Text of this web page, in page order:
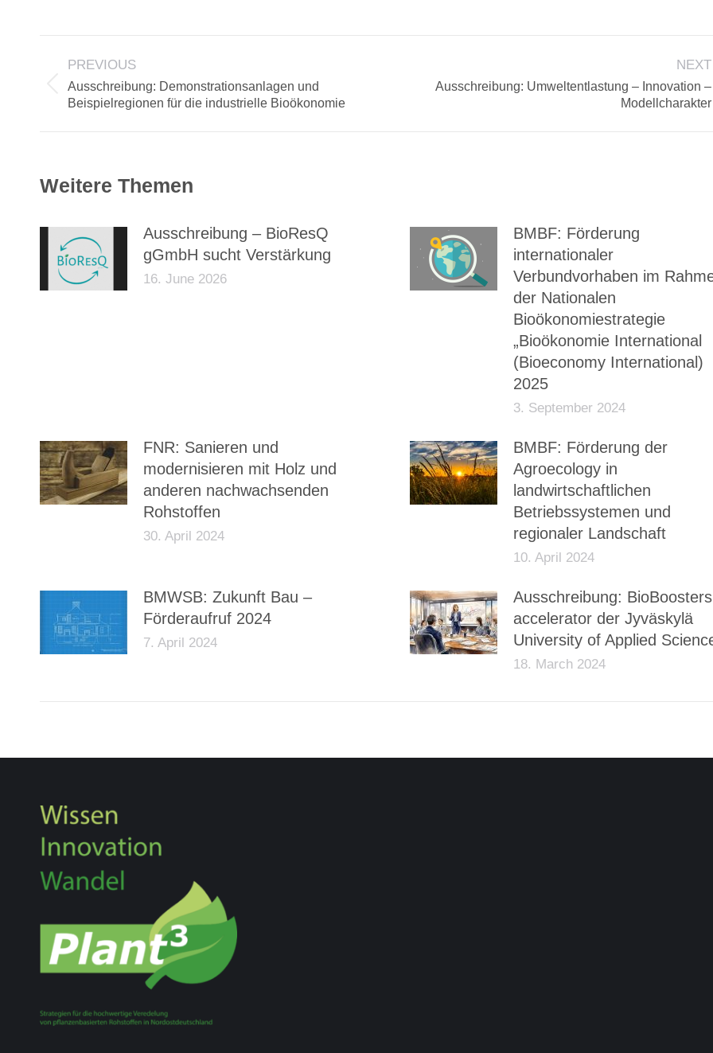
NAVIGATION
PREVIOUS
Previous
post:
Ausschreibung: Demonstrationsanlagen und
Beispielregionen für die industrielle Bioökonomie
NEXT
NextAusschreibung: Umweltentlastung – Innovation –
Modellcharakter
Weitere Themen
Ausschreibung – BioResQ
gGmbH sucht Verstärkung
16. June 2026
BMBF: Förderung
internationaler
Verbundvorhaben im
der Nationalen
Bioökonomiestrategie
„Bioökonomie International
(Bioeconomy International)
2025
3. September 2024
FNR: Sanieren und
modernisieren mit Holz und
anderen nachwachsenden
Rohstoffen
30. April 2024
BMBF: Förderung der
Agroecology in
landwirtschaftlichen
Betriebssystemen und
regionaler Landschaft
10. April 2024
BMWSB: Zukunft Bau –
Förderaufruf 2024
7. April 2024
Ausschreibung: BioBoosters
accelerator der Jyväskylä
University of Applied
18. March 2024